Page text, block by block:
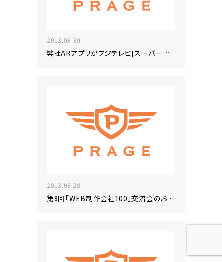
2013.08.30
弊社ARアプリがフジテレビ[スーパーニュース]で紹介されました!
2013.08.28
第8回「WEB制作会社100」交流会のお知らせ9/18開催